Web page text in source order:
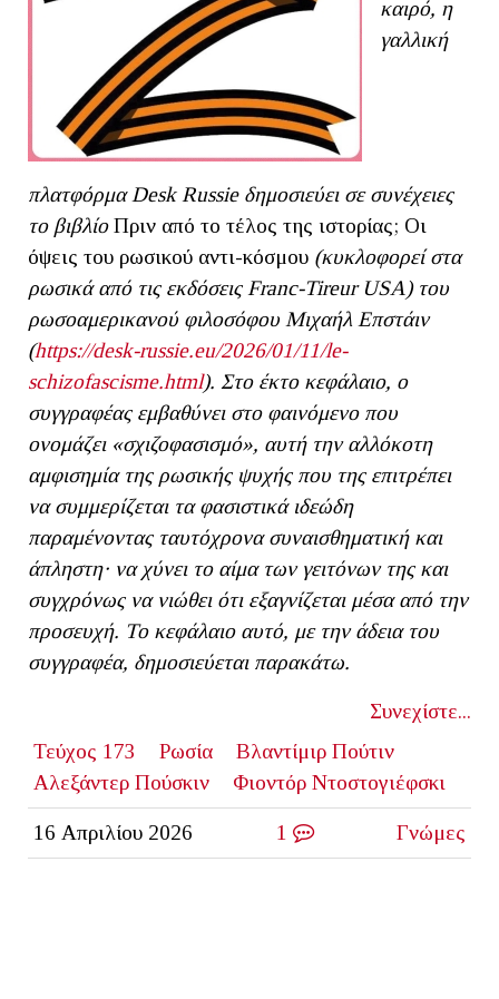
καιρό, η
γαλλική
πλατφόρμα Desk Russie δημοσιεύει σε συνέχειες
το βιβλίοΠριν από το τέλος της ιστορίας; Οι
όψεις του ρωσικού αντι-κόσμου (κυκλοφορεί στα
ρωσικά από τις εκδόσεις Franc-Tireur USA) του
ρωσοαμερικανού φιλοσόφου Μιχαήλ Επστάιν
(https://desk-russie.eu/2026/01/11/le-
schizofascisme.html). Στο έκτο κεφάλαιο, ο
συγγραφέας εμβαθύνει στο φαινόμενο που
ονομάζει «σχιζοφασισμό», αυτή την αλλόκοτη
αμφισημία της ρωσικής ψυχής που της επιτρέπει
να συμμερίζεται τα φασιστικά ιδεώδη
παραμένοντας ταυτόχρονα συναισθηματική και
άπληστη· να χύνει το αίμα των γειτόνων της και
συγχρόνως να νιώθει ότι εξαγνίζεται μέσα από την
προσευχή. Το κεφάλαιο αυτό, με την άδεια του
συγγραφέα, δημοσιεύεται παρακάτω.
Συνεχίστε...
Τεύχος 173
Ρωσία
Βλαντίμιρ Πούτιν
Αλεξάντερ Πούσκιν
Φιοντόρ Ντοστογιέφσκι
16 Απριλίου 2026 1 Γνώμες